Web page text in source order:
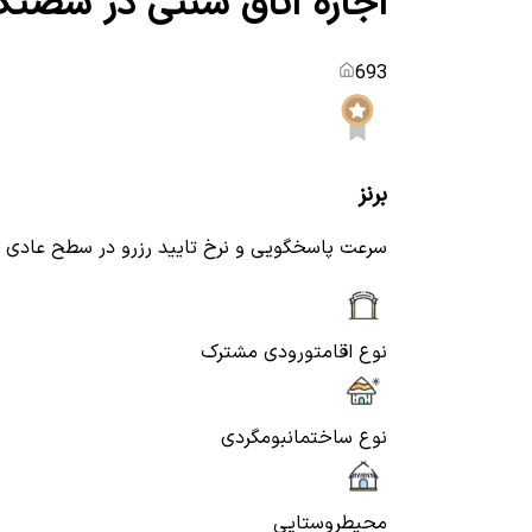
693
برنز
سرعت پاسخگویی و نرخ تایید رزرو در سطح عادی
نوع اقامتورودی مشترک
نوع ساختمانبومگردی
محیطروستایی